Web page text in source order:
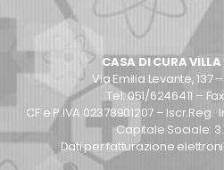
CASA DI CURA
Via Emilia Levante, 137
Tel: 051/6246411 –
CF e P.IVA 02378901207 –
Capitale Sociale:
Dati per fatturazione